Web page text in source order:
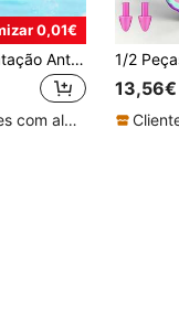
0,01€
1 Peça Óculos de Natação Anti-Embaçamento HD para Crianças, Óculos de Mergulho Profissionais Impermeáveis Anti-Embaçamento HD, Equipamento de Natação - Óculos, Volta às Aulas
Clientes recorrentes com alta taxa de retorno
13,56€